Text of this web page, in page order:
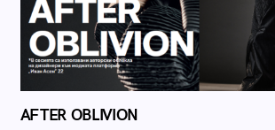
AFTER OBLIVION